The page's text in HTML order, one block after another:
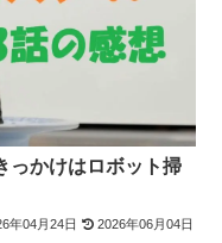
っかけはロボット掃
年04月24日 2026年06月04日